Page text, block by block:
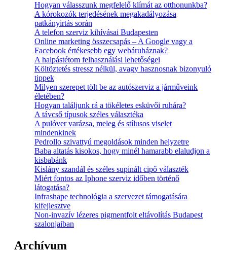
Hogyan válasszunk megfelelő klímát az otthonunkba?
A kórokozók terjedésének megakadályozása
patkányirtás során
A telefon szerviz kihívásai Budapesten
Online marketing összecsapás – A Google vagy a
Facebook értékesebb egy webáruháznak?
A halpástétom felhasználási lehetőségei
Költöztetés stressz nélkül, avagy hasznosnak bizonyuló
tippek
Milyen szerepet tölt be az autószerviz a járműveink
életében?
Hogyan találjunk rá a tökéletes esküvői ruhára?
A távcső típusok széles választéka
A pulóver varázsa, meleg és stílusos viselet
mindenkinek
Pedrollo szivattyú megoldások minden helyzetre
Baba altatás kisokos, hogy minél hamarabb elaludjon a
kisbabánk
Kislány szandál és széles supinált cipő választék
Miért fontos az Iphone szerviz időben történő
látogatása?
Infrashape technológia a szervezet támogatására
kifejlesztve
Non-invazív lézeres pigmentfolt eltávolítás Budapest
szalonjaiban
Archívum